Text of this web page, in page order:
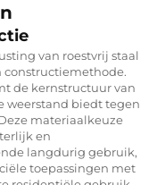
van roestvrij staal
constructiemethode.
de kernstructuur van
weerstand biedt tegen
materiaalkeuze
en
langdurig gebruik,
toepassingen met